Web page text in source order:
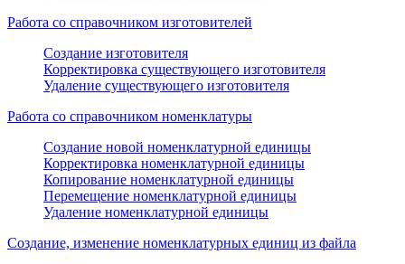
Работа со справочником изготовителей
Создание изготовителя
Корректировка существующего изготовителя
Удаление существующего изготовителя
Работа со справочником номенклатуры
Создание новой номенклатурной единицы
Корректировка номенклатурной единицы
Копирование номенклатурной единицы
Перемещение номенклатурной единицы
Удаление номенклатурной единицы
Создание, изменение номенклатурных единиц из файла